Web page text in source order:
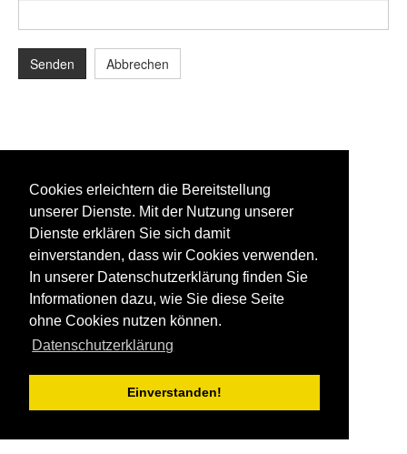
Cookies erleichtern die Bereitstellung
unserer Dienste. Mit der Nutzung unserer
Dienste erklären Sie sich damit
einverstanden, dass wir Cookies verwenden.
In unserer Datenschutzerklärung finden Sie
Informationen dazu, wie Sie diese Seite
ohne Cookies nutzen können.
Datenschutzerklärung
Einverstanden!
Senden Abbrechen